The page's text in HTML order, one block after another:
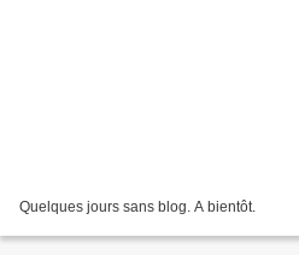
Quelques jours sans blog. A bientôt.